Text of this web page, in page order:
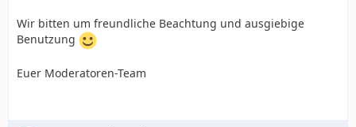
Wir bitten um freundliche Beachtung und ausgiebige
Benutzung
Euer Moderatoren-Team